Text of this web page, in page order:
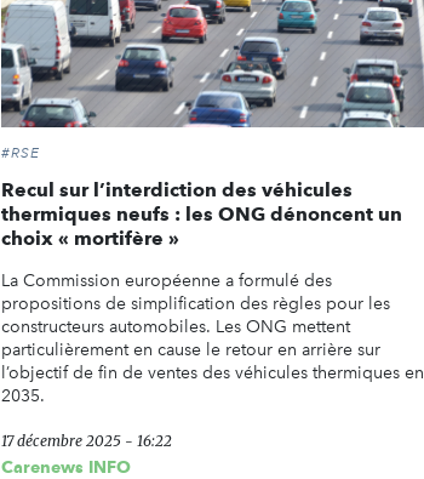
#RSE
Recul sur l’interdiction des véhicules
thermiques neufs : les ONG dénoncent un
choix « mortifère »
La Commission européenne a formulé des
propositions de simplification des règles pour les
constructeurs automobiles. Les ONG mettent
particulièrement en cause le retour en arrière sur
l’objectif de fin de ventes des véhicules thermiques en
2035.
17 décembre 2025 - 16:22
Carenews INFO